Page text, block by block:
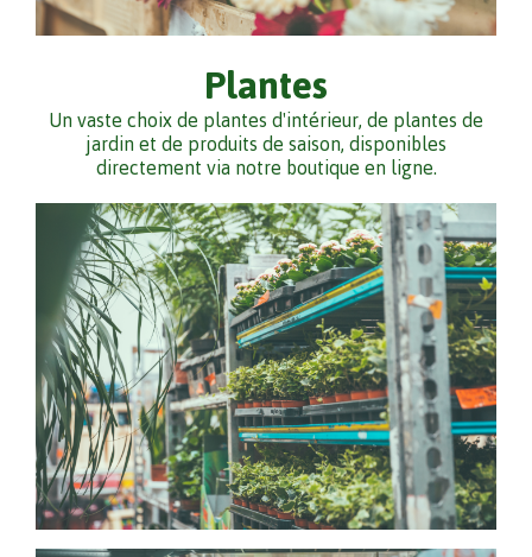
Plantes
Un vaste choix de plantes d'intérieur, de plantes de
jardin et de produits de saison, disponibles
directement via notre boutique en ligne.